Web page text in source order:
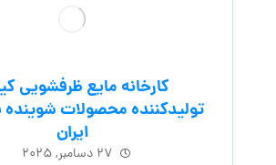
کارخانه مایع ظرفشویی
تولیدکننده محصولات شوینده
ایران
۲۷ دسامبر, ۲۰۲۵